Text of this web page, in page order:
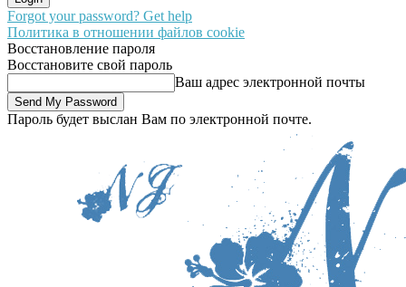
Forgot your password? Get help
Политика в отношении файлов cookie
Восстановление пароля
Восстановите свой пароль
Ваш адрес электронной почты
Пароль будет выслан Вам по электронной почте.